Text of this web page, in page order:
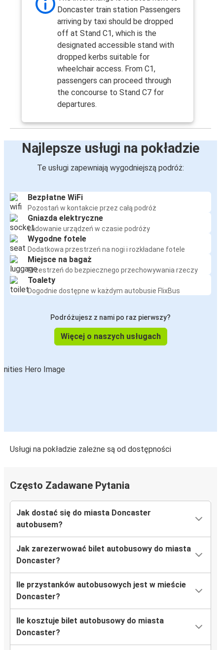
Doncaster train station Passengers
arriving by taxi should be dropped
off at Stand C1, which is the
designated accessible stand with
dropped kerbs suitable for
wheelchair access. From C1,
passengers can proceed through
the concourse to Stand C7 for
departures.
Najlepsze usługi na pokładzie
Te usługi zapewniają wygodniejszą podróż:
Bezpłatne WiFi
Pozostań w kontakcie przez całą podróż
Gniazda elektryczne
Ładowanie urządzeń w czasie podróży
Wygodne fotele
Dodatkowa przestrzeń na nogi i rozkładane fotele
Miejsce na bagaż
Przestrzeń do bezpiecznego przechowywania rzeczy
Toalety
Dogodnie dostępne w każdym autobusie FlixBus
Podróżujesz z nami po raz pierwszy?
Więcej o naszych usługach
Usługi na pokładzie zależne są od dostępności
Często Zadawane Pytania
Jak dostać się do miasta Doncaster
autobusem?
Jak zarezerwować bilet autobusowy do miasta
Doncaster?
Ile przystanków autobusowych jest w mieście
Doncaster?
Ile kosztuje bilet autobusowy do miasta
Doncaster?